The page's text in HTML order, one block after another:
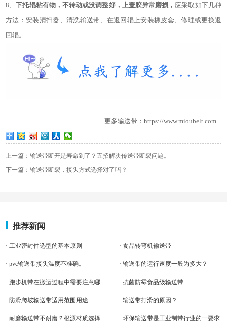
8、下托辊粘有物，不转动或没调整好，上盖胶异常磨损， 应采取如下几种
方法：安装清扫器、清洗输送带、在返回辊上安装橡皮套、修理或更换返
回辊。
更多输送带 ：https://www.mioubelt.com
上一篇：输送带断开是寿命到了？五招解决传送带断裂问题。
下一篇：输送带断裂，接头方式选择对了吗？
推荐新闻
· 工业密封件选型的基本原则 · 食品转弯机输送带
· pvc输送带接头温度不准确。 · 输送带的运行速度一般为多大？
· 跑步机带在搬运过程中需要注意哪些事项？ · 抗菌防霉食品级输送带
· 防滑爬坡输送带适用范围用途 · 输送带打滑的原因？
· 耐磨输送带不耐磨？根源材质选择对了没 · 环保输送带是工业制带行业的一要求